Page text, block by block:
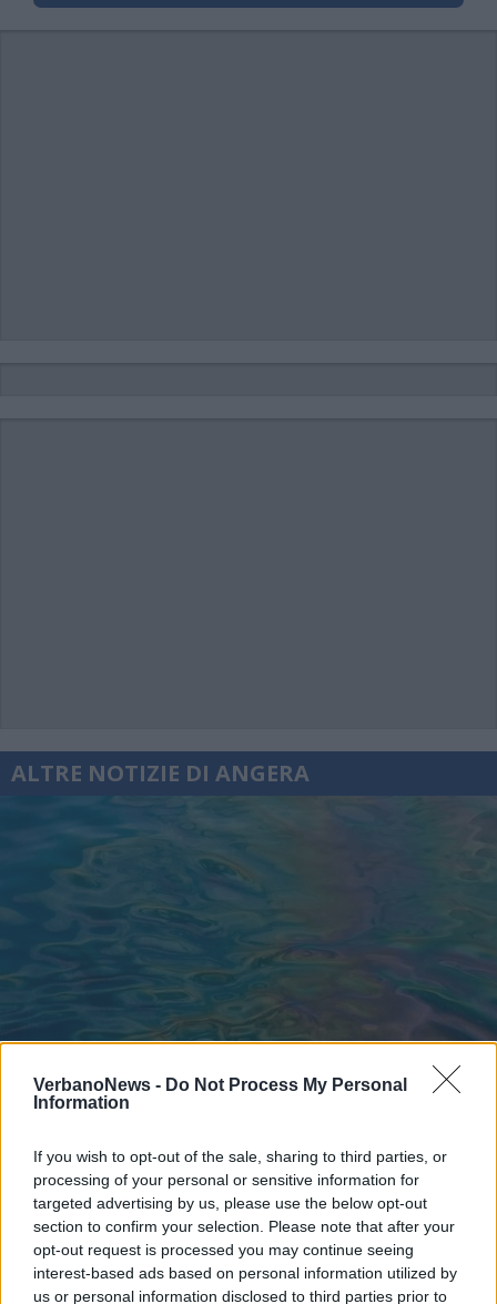
VerbanoNews - Do Not Process My Personal
Information
If you wish to opt-out of the sale, sharing to third parties, or
processing of your personal or sensitive information for
targeted advertising by us, please use the below opt-out
section to confirm your selection. Please note that after your
opt-out request is processed you may continue seeing
interest-based ads based on personal information utilized by
us or personal information disclosed to third parties prior to
ALTRE NOTIZIE DI ANGERA
ANGERA
Sversamento di carburante nel lago
ad Angera: interventi di bonifica e
indagini in corso